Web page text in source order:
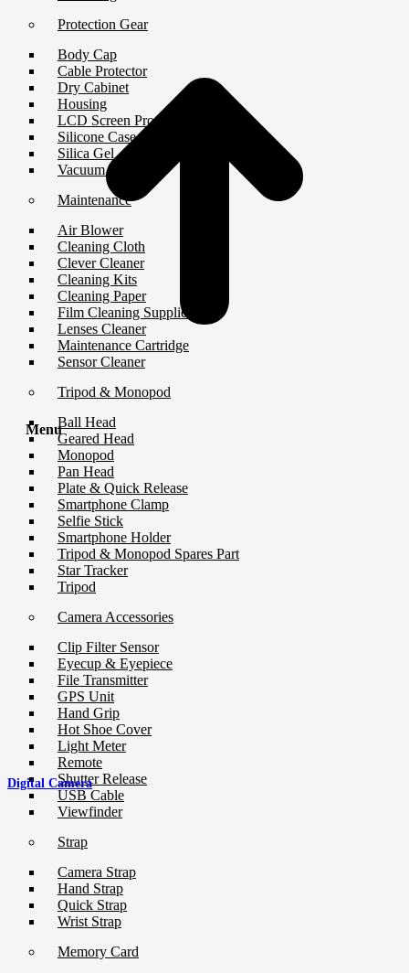
Protection Gear
Body Cap
Cable Protector
Dry Cabinet
Housing
LCD Screen Protector
Silicone Case
Silica Gel
Vacuum Box
Maintenance
Air Blower
Cleaning Cloth
Clever Cleaner
Cleaning Kits
Cleaning Paper
Film Cleaning Supplies
Lenses Cleaner
Maintenance Cartridge
Sensor Cleaner
Tripod & Monopod
Ball Head
Geared Head
Monopod
Pan Head
Plate & Quick Release
Smartphone Clamp
Selfie Stick
Smartphone Holder
Tripod & Monopod Spares Part
Star Tracker
Tripod
Camera Accessories
Clip Filter Sensor
Eyecup & Eyepiece
File Transmitter
GPS Unit
Hand Grip
Hot Shoe Cover
Light Meter
Remote
Shutter Release
USB Cable
Viewfinder
Strap
Camera Strap
Hand Strap
Quick Strap
Wrist Strap
Memory Card
Menu
Digital Camera